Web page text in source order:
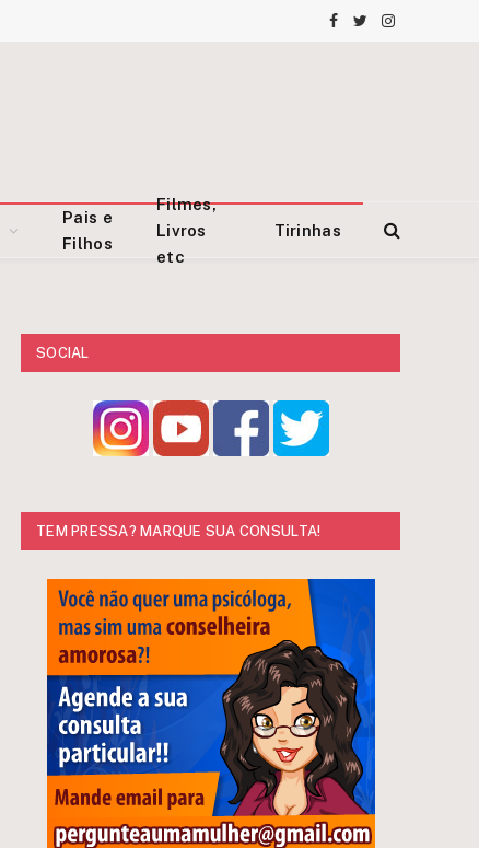
Facebook
TwitterInstagram
Pais e
Filhos
Filmes,
Livros
etc
Tirinhas
SOCIAL
TEM PRESSA? MARQUE SUA CONSULTA!